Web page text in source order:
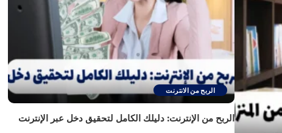
الربح من الانترنت
الربح من الإنترنت: دليلك الكامل لتحقيق دخل عبر الإنترنت